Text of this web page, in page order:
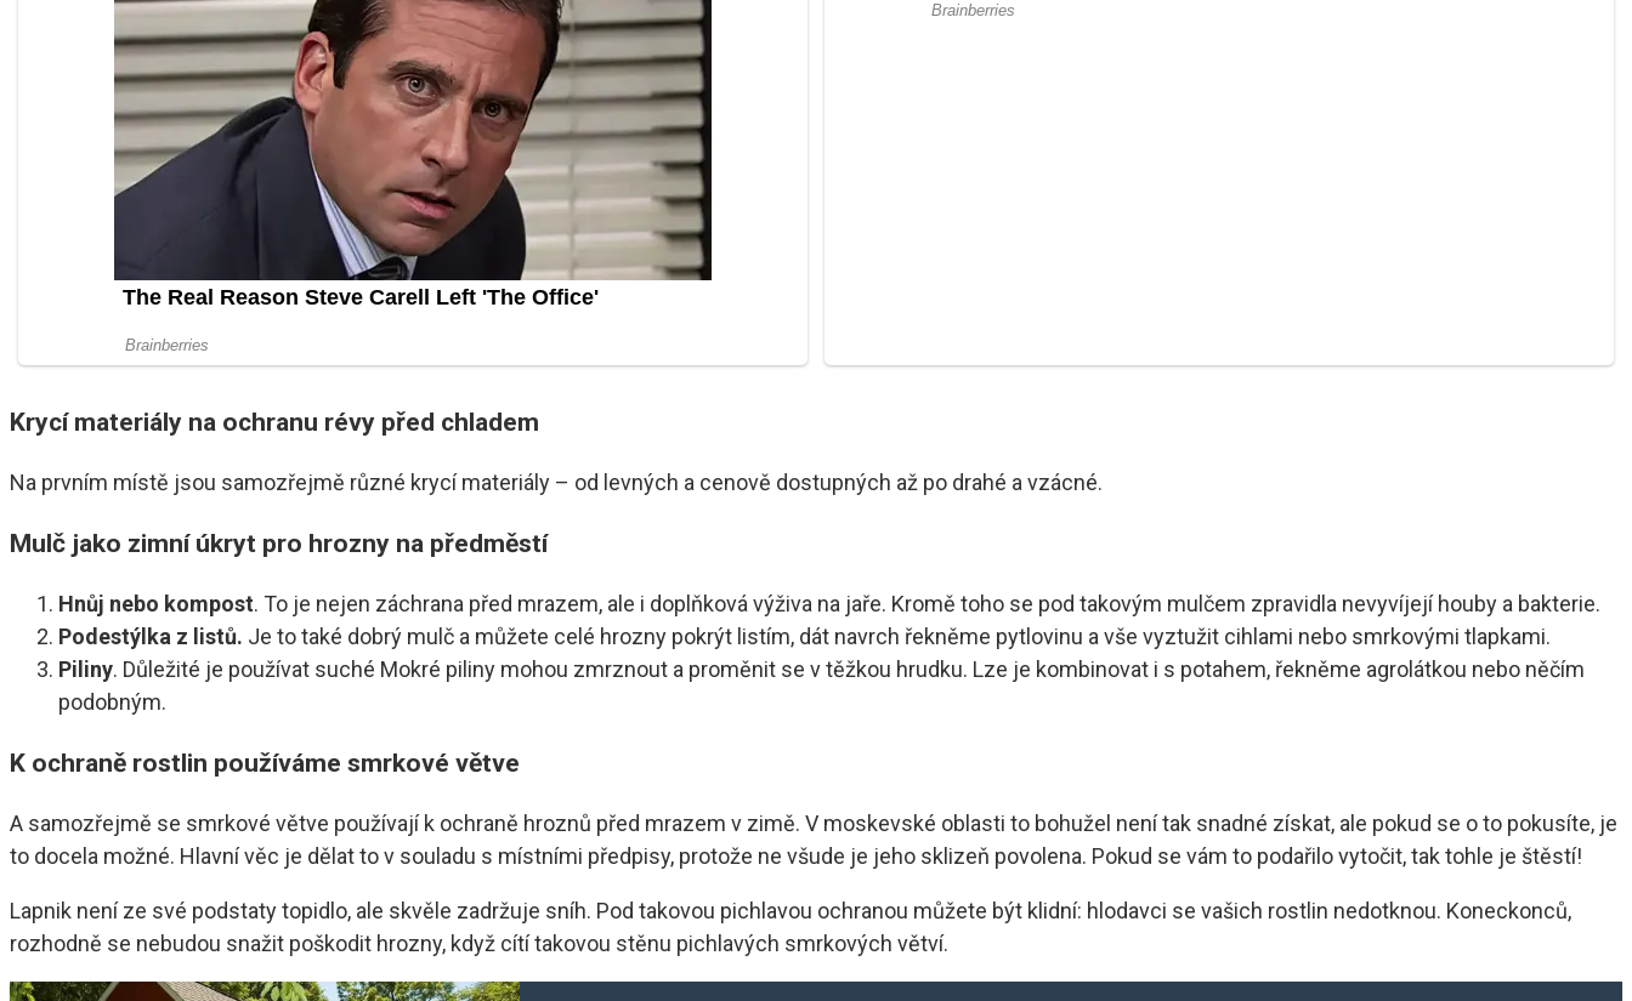
Krycí materiály na ochranu révy před chladem
Na prvním místě jsou samozřejmě různé krycí materiály – od levných a cenově dostupných až po drahé a vzácné.
Mulč jako zimní úkryt pro hrozny na předměstí
Hnůj nebo kompost. To je nejen záchrana před mrazem, ale i doplňková výživa na jaře. Kromě toho se pod takovým mulčem zpravidla nevyvíjejí houby a bakterie.
Podestýlka z listů. Je to také dobrý mulč a můžete celé hrozny pokrýt listím, dát navrch řekněme pytlovinu a vše vyztužit cihlami nebo smrkovými tlapkami.
Piliny. Důležité je používat suché Mokré piliny mohou zmrznout a proměnit se v těžkou hrudku. Lze je kombinovat i s potahem, řekněme agrolátkou nebo něčím
podobným.
K ochraně rostlin používáme smrkové větve
A samozřejmě se smrkové větve používají k ochraně hroznů před mrazem v zimě. V moskevské oblasti to bohužel není tak snadné získat, ale pokud se o to pokusíte, je
to docela možné. Hlavní věc je dělat to v souladu s místními předpisy, protože ne všude je jeho sklizeň povolena. Pokud se vám to podařilo vytočit, tak tohle je štěstí!
Lapnik není ze své podstaty topidlo, ale skvěle zadržuje sníh. Pod takovou pichlavou ochranou můžete být klidní: hlodavci se vašich rostlin nedotknou. Koneckonců,
rozhodně se nebudou snažit poškodit hrozny, když cítí takovou stěnu pichlavých smrkových větví.